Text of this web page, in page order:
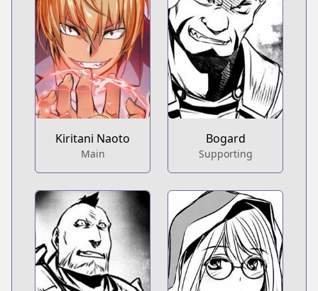
Kiritani Naoto
Main
Bogard
Supporting